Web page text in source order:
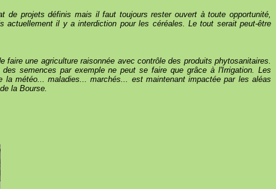
de projets définis mais il faut toujours rester ouvert à toute opportunité,
il y a interdiction pour les céréales. Le tout serait peut-être
une agriculture raisonnée avec contrôle des produits phytosanitaires.
semences par exemple ne peut se faire que grâce à l'Irrigation. Les
météo... maladies... marchés... est maintenant impactée par les aléas
la Bourse.